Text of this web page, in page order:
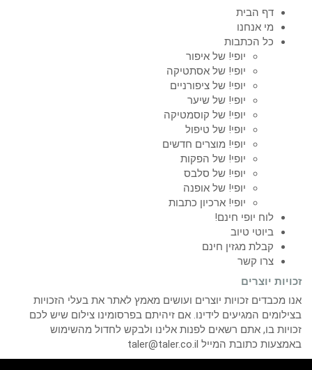
דף הבית
מי אנחנו
כל הכתבות
יופי! של איפור
יופי! של אסתטיקה
יופי! של ציפורניים
יופי! של שיער
יופי! של קוסמטיקה
יופי! של טיפול
יופי! מוצרים חדשים
יופי! של הפקות
יופי! של סלבס
יופי! של אופנה
יופי! ארכיון כתבות
לוח יופי חינם!
ביוטי טיוב
קבלת מגזין חינם
צרו קשר
זכויות יוצרים
אנו מכבדים זכויות יוצרים ועושים מאמץ לאתר את בעלי הזכויות
בצילומים המגיעים לידינו. אם זיהיתם בפרסומינו צילום שיש לכם
זכויות בו, אתם רשאים לפנות אלינו ולבקש לחדול מהשימוש
באמצעות כתובת המייל taler@taler.co.il